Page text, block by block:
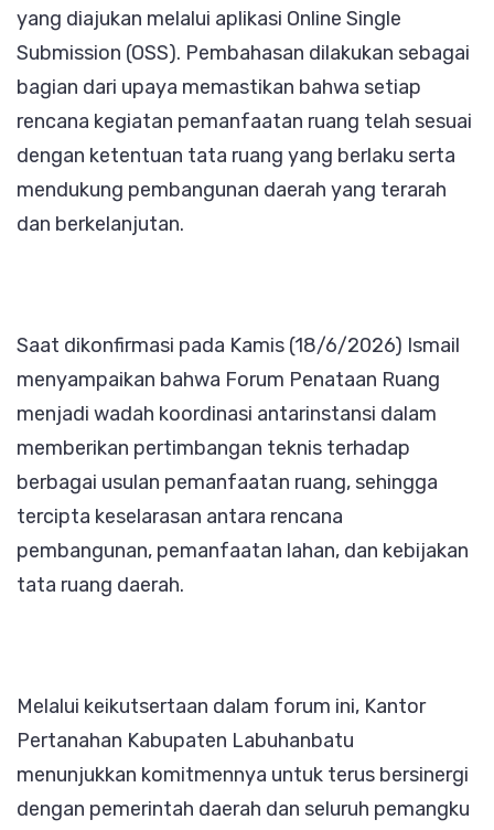
yang diajukan melalui aplikasi Online Single
Submission (OSS). Pembahasan dilakukan sebagai
bagian dari upaya memastikan bahwa setiap
rencana kegiatan pemanfaatan ruang telah sesuai
dengan ketentuan tata ruang yang berlaku serta
mendukung pembangunan daerah yang terarah
dan berkelanjutan.
Saat dikonfirmasi pada Kamis (18/6/2026) Ismail
menyampaikan bahwa Forum Penataan Ruang
menjadi wadah koordinasi antarinstansi dalam
memberikan pertimbangan teknis terhadap
berbagai usulan pemanfaatan ruang, sehingga
tercipta keselarasan antara rencana
pembangunan, pemanfaatan lahan, dan kebijakan
tata ruang daerah.
Melalui keikutsertaan dalam forum ini, Kantor
Pertanahan Kabupaten Labuhanbatu
menunjukkan komitmennya untuk terus bersinergi
dengan pemerintah daerah dan seluruh pemangku